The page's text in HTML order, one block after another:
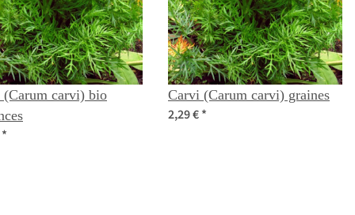
(Carum carvi) bio
*
Carvi (Carum carvi) graines
2,29 €*